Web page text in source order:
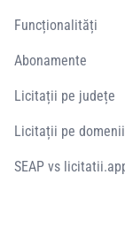
Funcționalități
Abonamente
Licitații pe județe
Licitații pe domenii
SEAP vs